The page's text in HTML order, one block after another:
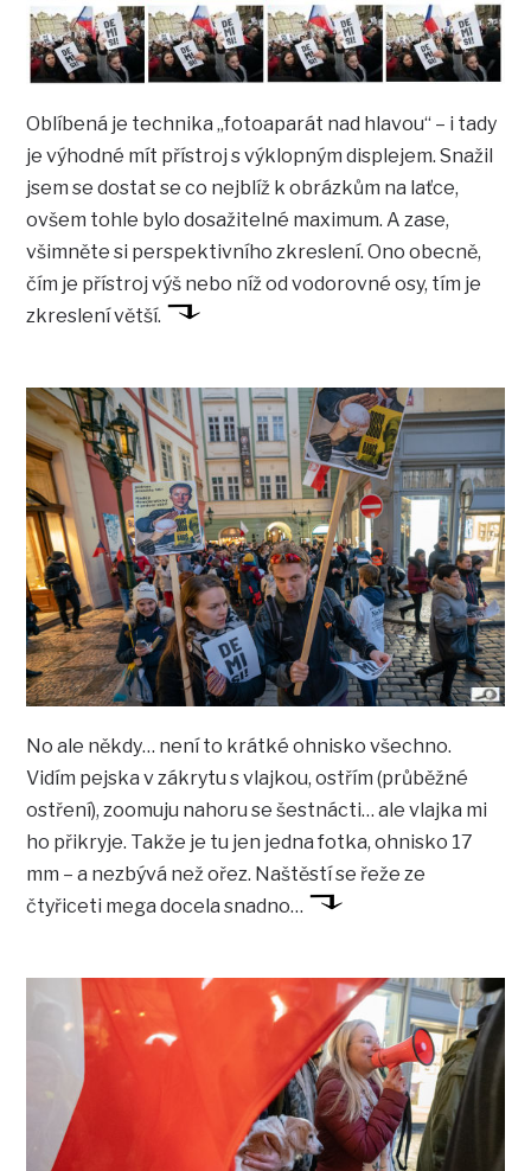
Oblíbená je technika „fotoaparát nad hlavou“ – i tady
je výhodné mít přístroj s výklopným displejem. Snažil
jsem se dostat se co nejblíž k obrázkům na laťce,
ovšem tohle bylo dosažitelné maximum. A zase,
všimněte si perspektivního zkreslení. Ono obecně,
čím je přístroj výš nebo níž od vodorovné osy, tím je
zkreslení větší.
No ale někdy… není to krátké ohnisko všechno.
Vidím pejska v zákrytu s vlajkou, ostřím (průběžné
ostření), zoomuju nahoru se šestnácti… ale vlajka mi
ho přikryje. Takže je tu jen jedna fotka, ohnisko 17
mm – a nezbývá než ořez. Naštěstí se řeže ze
čtyřiceti mega docela snadno…